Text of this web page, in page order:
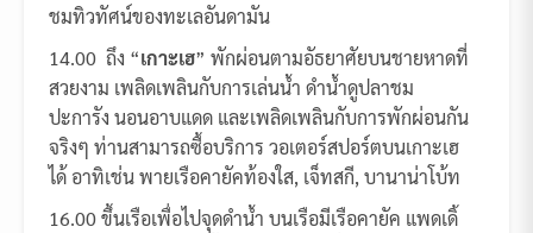
ชมทิวทัศน์ของทะเลอันดามัน
14.00 ถึง “เกาะเฮ” พักผ่อนตามอัธยาศัยบนชายหาดที่
สวยงาม เพลิดเพลินกับการเล่นน้ำ ดำน้ำดูปลาชม
ปะการัง นอนอาบแดด และเพลิดเพลินกับการพักผ่อนกัน
จริงๆ ท่านสามารถซื้อบริการ วอเตอร์สปอร์ตบนเกาะเฮ
ได้ อาทิเช่น พายเรือคายัคท้องใส, เจ็ทสกี, บานาน่าโบ้ท
16.00 ขึ้นเรือเพื่อไปจุดดำน้ำ บนเรือมีเรือคายัค แพดเดิ้